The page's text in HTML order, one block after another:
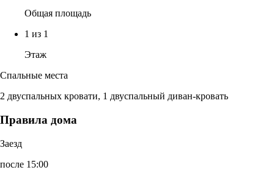
Общая площадь
1 из 1
Этаж
Спальные места
2 двуспальных кровати, 1 двуспальный диван-кровать
Правила дома
Заезд
после 15:00